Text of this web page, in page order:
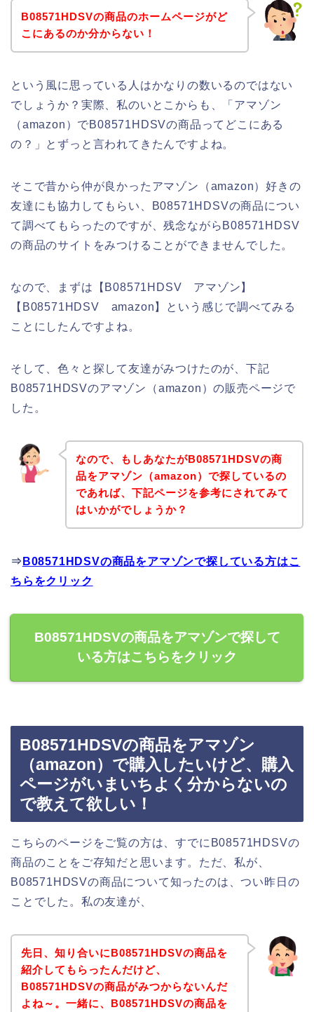
B08571HDSVの商品のホームページがど
こにあるのか分からない！
という風に思っている人はかなりの数いるのではない
でしょうか？実際、私のいとこからも、「アマゾン
（amazon）でB08571HDSVの商品ってどこにある
の？」とずっと言われてきたんですよね。
そこで昔から仲が良かったアマゾン（amazon）好きの
友達にも協力してもらい、B08571HDSVの商品につい
て調べてもらったのですが、残念ながらB08571HDSV
の商品のサイトをみつけることができませんでした。
なので、まずは【B08571HDSV アマゾン】
【B08571HDSV amazon】という感じで調べてみる
ことにしたんですよね。
そして、色々と探して友達がみつけたのが、下記
B08571HDSVのアマゾン（amazon）の販売ページで
した。
なので、もしあなたがB08571HDSVの商
品をアマゾン（amazon）で探しているの
であれば、下記ページを参考にされてみて
はいかがでしょうか？
⇒ B08571HDSVの商品をアマゾンで探している方はこ
ちらをクリック
B08571HDSVの商品をアマゾンで探して
いる方はこちらをクリック
B08571HDSVの商品をアマゾン
（amazon）で購入したいけど、購入
ページがいまいちよく分からないの
で教えて欲しい！
こちらのページをご覧の方は、すでにB08571HDSVの
商品のことをご存知だと思います。ただ、私が、
B08571HDSVの商品について知ったのは、つい昨日の
ことでした。私の友達が、
先日、知り合いにB08571HDSVの商品を
紹介してもらったんだけど、
B08571HDSVの商品がみつからないんだ
よね～。一緒に、B08571HDSVの商品を